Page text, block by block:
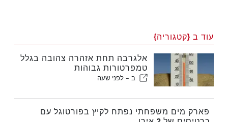
עוד ב {קטגוריה}
אלגרבה תחת אזהרה צהובה בגלל
טמפרטורות גבוהות
ב - לפני שעה
פארק מים משפחתי נפתח לקיץ בפורטוגל עם